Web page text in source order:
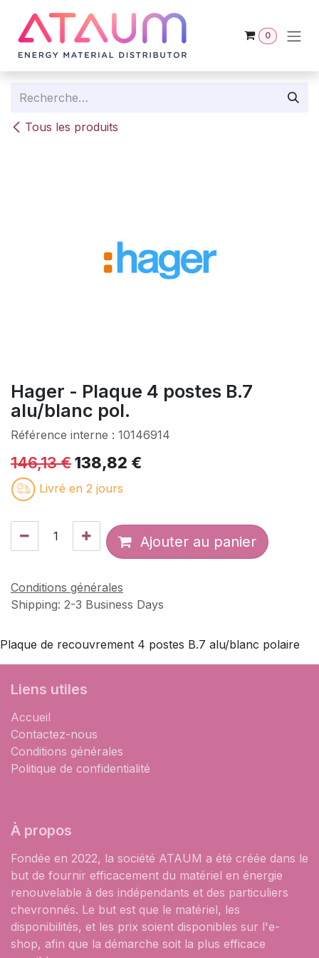
0
Tous les produits
Hager - Plaque 4 postes B.7
alu/blanc pol.
Référence interne : 10146914
146,13€138,82 €
Livré en 2 jours
Ajouter au panier
Conditions générales
Shipping: 2-3 Business Days
Plaque de recouvrement 4 postes B.7 alu/blanc polaire
Liens utiles
Accueil
Contactez-nous
Conditions générales
Politique de confidentialité
À propos
Fondée en 2022, la société ATAUM a été créée dans le
but de fournir efficacement du matériel en énergie
renouvelable à des indépendants et des particuliers
chevronnés. Le but est que le matériel, les
disponibilités, et les prix soient disponibles sur l'e-
shop, afin que la démarche soit la plus efficace